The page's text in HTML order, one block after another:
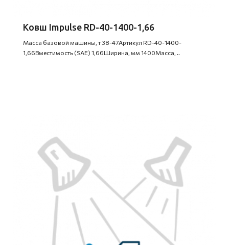
Ковш Impulse RD-40-1400-1,66
Масса базовой машины, т 38-47Артикул RD-40-1400-
1,66Вместимость (SAE) 1,66Ширина, мм 1400Масса, ..